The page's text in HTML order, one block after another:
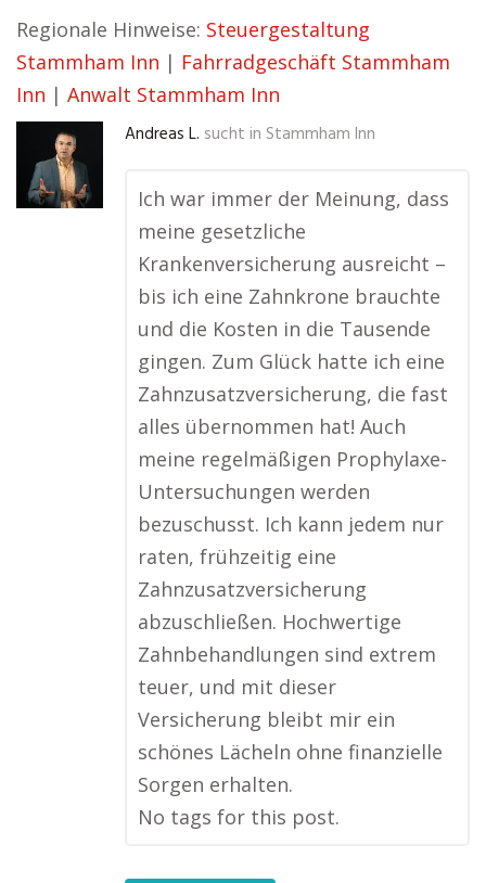
Regionale Hinweise: Steuergestaltung
Stammham Inn | Fahrradgeschäft Stammham
Inn | Anwalt Stammham Inn
Andreas L. sucht in Stammham Inn
Ich war immer der Meinung, dass
meine gesetzliche
Krankenversicherung ausreicht –
bis ich eine Zahnkrone brauchte
und die Kosten in die Tausende
gingen. Zum Glück hatte ich eine
Zahnzusatzversicherung, die fast
alles übernommen hat! Auch
meine regelmäßigen Prophylaxe-
Untersuchungen werden
bezuschusst. Ich kann jedem nur
raten, frühzeitig eine
Zahnzusatzversicherung
abzuschließen. Hochwertige
Zahnbehandlungen sind extrem
teuer, und mit dieser
Versicherung bleibt mir ein
schönes Lächeln ohne finanzielle
Sorgen erhalten.
No tags for this post.